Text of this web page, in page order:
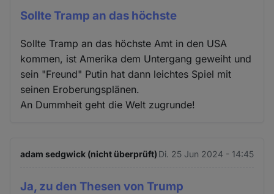
Sollte Tramp an das höchste
Sollte Tramp an das höchste Amt in den USA
kommen, ist Amerika dem Untergang geweiht und
sein "Freund" Putin hat dann leichtes Spiel mit
seinen Eroberungsplänen.
An Dummheit geht die Welt zugrunde!
adam sedgwick (nicht überprüft) Di. 25 Jun 2024 - 14:45
Ja, zu den Thesen von Trump